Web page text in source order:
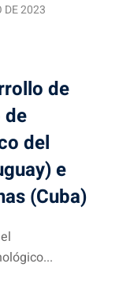
DE 2023
de
de
del
e
(Cuba)